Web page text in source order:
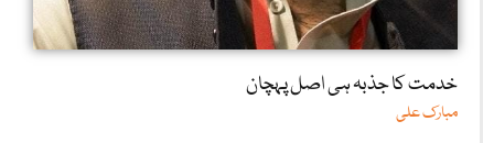
خدمت کا جذبہ ہی اصل پہچان
مبارک علی